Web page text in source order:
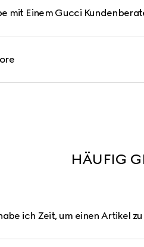
mit Einem Gucci
HÄUFIG
ich Zeit, um einen Artikel